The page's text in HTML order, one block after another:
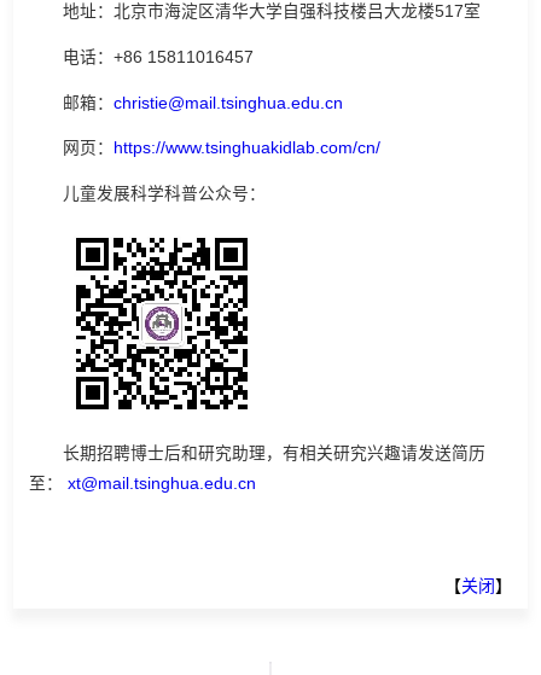
地址：北京市海淀区清华大学自强科技楼吕大龙楼517室
电话：+86 15811016457
邮箱： christie@mail.tsinghua.edu.cn
网页： https://www.tsinghuakidlab.com/cn/
儿童发展科学科普公众号：
长期招聘博士后和研究助理，有相关研究兴趣请发送简历
至：xt@mail.tsinghua.edu.cn
【关闭】